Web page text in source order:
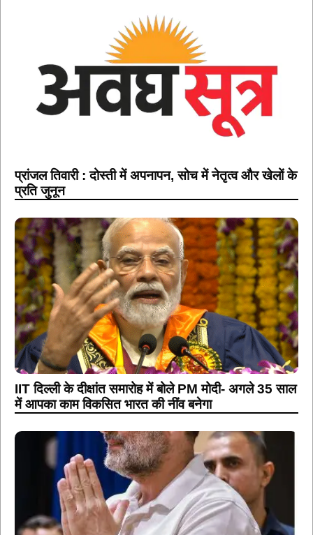
प्रांजल तिवारी : दोस्ती में अपनापन, सोच में नेतृत्व और खेलों के
प्रति जुनून
IIT दिल्ली के दीक्षांत समारोह में बोले PM मोदी- अगले 35 साल
में आपका काम विकसित भारत की नींव बनेगा